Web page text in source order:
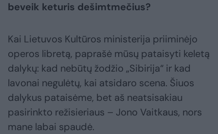
beveik keturis dešimtmečius?
Kai Lietuvos Kultūros ministerija priiminėjo
operos libretą, paprašė mūsų pataisyti keletą
dalykų: kad nebūtų žodžio „Sibirija“ ir kad
lavonai negulėtų, kai atsidaro scena. Šiuos
dalykus pataisėme, bet aš neatsisakiau
pasirinkto režisieriaus – Jono Vaitkaus, nors
mane labai spaudė.